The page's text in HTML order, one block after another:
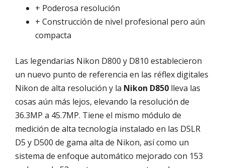
+ Poderosa resolución
+ Construcción de nivel profesional pero aún
compacta
Las legendarias Nikon D800 y D810 establecieron
un nuevo punto de referencia en las réflex digitales
Nikon de alta resolución y la Nikon D850 lleva las
cosas aún más lejos, elevando la resolución de
36.3MP a 45.7MP. Tiene el mismo módulo de
medición de alta tecnología instalado en las DSLR
D5 y D500 de gama alta de Nikon, así como un
sistema de enfoque automático mejorado con 153